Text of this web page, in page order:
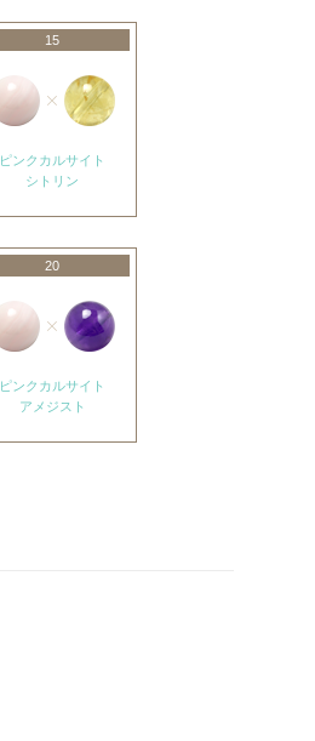
15
ピンクカルサイト
シトリン
20
ピンクカルサイト
アメジスト